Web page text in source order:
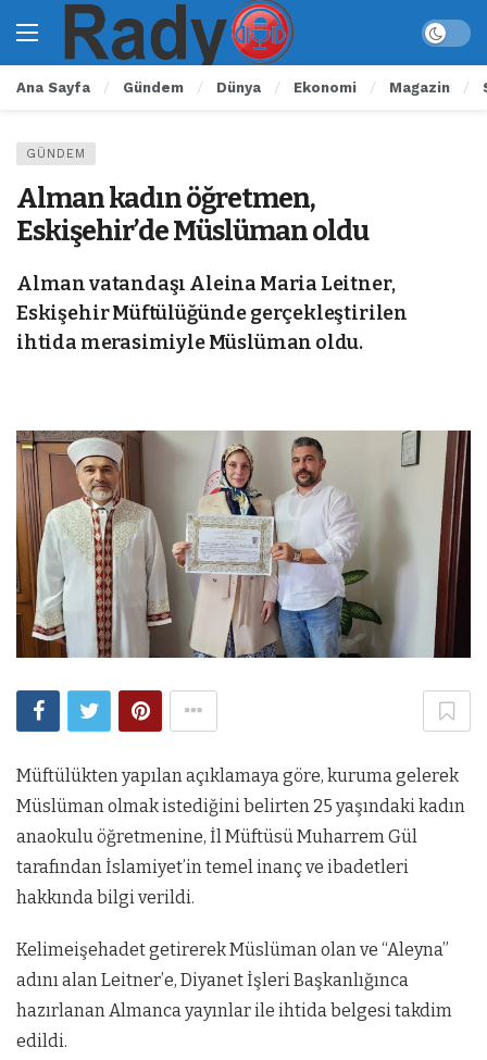
Ana Sayfa Gündem Dünya Ekonomi Magazin
GÜNDEM
Alman kadın öğretmen,
Eskişehir’de Müslüman oldu
Alman vatandaşı Aleina Maria Leitner,
Eskişehir Müftülüğünde gerçekleştirilen
ihtida merasimiyle Müslüman oldu.
Müftülükten yapılan açıklamaya göre, kuruma gelerek
Müslüman olmak istediğini belirten 25 yaşındaki kadın
anaokulu öğretmenine, İl Müftüsü Muharrem Gül
tarafından İslamiyet’in temel inanç ve ibadetleri
hakkında bilgi verildi.
Kelimeişehadet getirerek Müslüman olan ve “Aleyna”
adını alan Leitner’e, Diyanet İşleri Başkanlığınca
hazırlanan Almanca yayınlar ile ihtida belgesi takdim
edildi.